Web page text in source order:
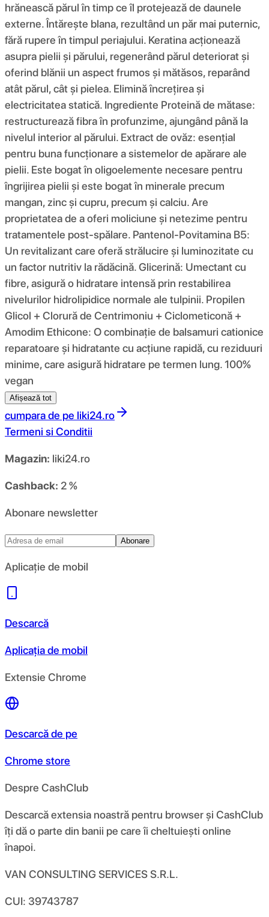
hrănească părul în timp ce îl protejează de daunele
externe. Întărește blana, rezultând un păr mai puternic,
fără rupere în timpul periajului. Keratina acționează
asupra pielii și părului, regenerând părul deteriorat și
oferind blănii un aspect frumos și mătăsos, reparând
atât părul, cât și pielea. Elimină încrețirea și
electricitatea statică. Ingrediente Proteină de mătase:
restructurează fibra în profunzime, ajungând până la
nivelul interior al părului. Extract de ovăz: esențial
pentru buna funcționare a sistemelor de apărare ale
pielii. Este bogat în oligoelemente necesare pentru
îngrijirea pielii și este bogat în minerale precum
mangan, zinc și cupru, precum și calciu. Are
proprietatea de a oferi moliciune și netezime pentru
tratamentele post-spălare. Pantenol-Povitamina B5:
Un revitalizant care oferă strălucire și luminozitate cu
un factor nutritiv la rădăcină. Glicerină: Umectant cu
fibre, asigură o hidratare intensă prin restabilirea
nivelurilor hidrolipidice normale ale tulpinii. Propilen
Glicol + Clorură de Centrimoniu + Ciclometiconă +
Amodim Ethicone: O combinație de balsamuri cationice
reparatoare și hidratante cu acțiune rapidă, cu reziduuri
minime, care asigură hidratare pe termen lung. 100%
vegan
Afișează tot
cumpara de pe liki24.ro
Termeni si Conditii
Magazin: liki24.ro
Cashback: 2 %
Abonare newsletter
Abonare
Aplicație de mobil
Descarcă
Aplicația de mobil
Extensie Chrome
Descarcă de pe
Chrome store
Despre CashClub
Descarcă extensia noastră pentru browser și CashClub
îți dă o parte din banii pe care îi cheltuiești online
înapoi.
VAN CONSULTING SERVICES S.R.L.
CUI: 39743787